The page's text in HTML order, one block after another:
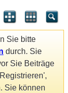
Sie bitte
durch. Sie
Sie Beiträge
Sie können